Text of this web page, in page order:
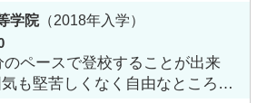
学院（2018年入学）
のペースで登校することが出来
も堅苦しくなく自由なところが